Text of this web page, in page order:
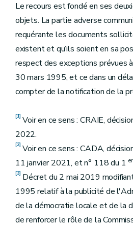
Le recours est fondé en ses
objets. La partie adverse
requérante les documents
existent et qu’ils soient en sa
respect des exceptions prévues
30 mars 1995, et ce dans un
compter de la notification de la
[1] Voir en ce sens : CRAIE,
2022.
[2] Voir en ce sens : CADA,
11 janvier 2021, et n° 118 du 1 er
[3] Décret du 2 mai 2019
1995 relatif à la publicité de
de la démocratie locale et de la
de renforcer le rôle de la